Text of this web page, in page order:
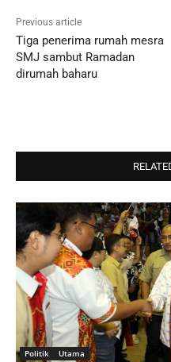
Previous article
Tiga penerima rumah mesra
SMJ sambut Ramadan
dirumah baharu
Politik Utama